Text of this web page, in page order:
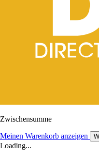
Zwischensumme
Meinen Warenkorb anzeigen
Loading...